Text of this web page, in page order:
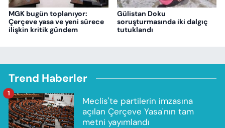
MGK bugün toplanıyor:
Çerçeve yasa ve yeni sürece
ilişkin kritik gündem
Gülistan Doku
soruşturmasında iki dalgıç
tutuklandı
Trend Haberler
Meclis'te partilerin imzasına
açılan Çerçeve Yasa'nın tam
metni yayımlandı
1